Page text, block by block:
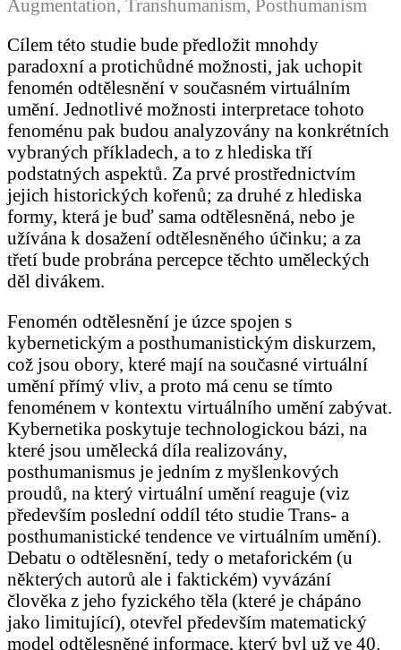
Augmentation, Transhumanism, Posthumanism
Cílem této studie bude předložit mnohdy
paradoxní a protichůdné možnosti, jak uchopit
fenomén odtělesnění v současném virtuálním
umění. Jednotlivé možnosti interpretace tohoto
fenoménu pak budou analyzovány na konkrétních
vybraných příkladech, a to z hlediska tří
podstatných aspektů. Za prvé prostřednictvím
jejich historických kořenů; za druhé z hlediska
formy, která je buď sama odtělesněná, nebo je
užívána k dosažení odtělesněného účinku; a za
třetí bude probrána percepce těchto uměleckých
děl divákem.
Fenomén odtělesnění je úzce spojen s
kybernetickým a posthumanistickým diskurzem,
což jsou obory, které mají na současné virtuální
umění přímý vliv, a proto má cenu se tímto
fenoménem v kontextu virtuálního umění zabývat.
Kybernetika poskytuje technologickou bázi, na
které jsou umělecká díla realizovány,
posthumanismus je jedním z myšlenkových
proudů, na který virtuální umění reaguje (viz
především poslední oddíl této studie Trans- a
posthumanistické tendence ve virtuálním umění).
Debatu o odtělesnění, tedy o metaforickém (u
některých autorů ale i faktickém) vyvázání
člověka z jeho fyzického těla (které je chápáno
jako limitující), otevřel především matematický
model odtělesněné informace, který byl už ve 40.